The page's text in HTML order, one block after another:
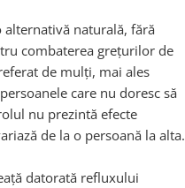
naturală, fără
combaterea grețurilor de
de mulți, mai ales
care nu doresc să
nu prezintă efecte
de la o persoană la alta.
datorată refluxului